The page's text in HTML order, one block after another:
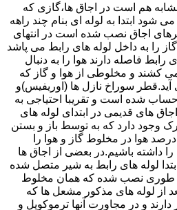
هم است در اجاق ها،گازی که
ابتدا به لوله ای بنام چند راهه
اجاق نصب شده است در انتهای
را به داخل لوله های رابط می پاشد
رابط فاصله دارند هوا را به دنبال
کشند و مخلوطی از هوا و گاز که
سوراخ نازل ها (اوریفیس)و
حساب شده است و تقریبا احتیاجی به
های قدیمی در ابتدای لوله های
وجود دارد که به توسط باز و بستن
هوا در مخلوط گاز و هوا را
داشته باشیم.در بعضی از اجاق ها
لوله های رابط به شیر متصل شده
طوری نصب شده که همان مخلوط
از لوله های مذکور مشعل ها که
و در مجاورت آنها ترموکوپل و